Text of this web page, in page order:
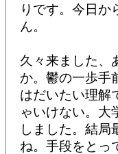
りです。今日か
ん。
久々来ました、
か。鬱の一歩手
はだいたい理解
ゃいけない。大
しました。結局
ね。手段をとっ